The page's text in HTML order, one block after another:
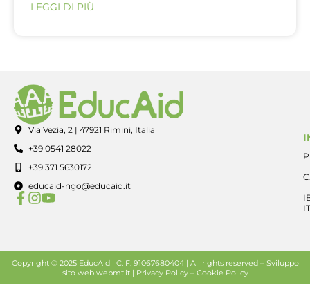
LEGGI DI PIÙ
Via Vezia, 2 | 47921 Rimini, Italia
+39 0541 28022
+39 371 5630172
educaid-ngo@educaid.it
Copyright © 2025 EducAid | C. F. 91067680404 | All rights reserved – Sviluppo
sito webwebmt.it | Privacy Policy– Cookie Policy